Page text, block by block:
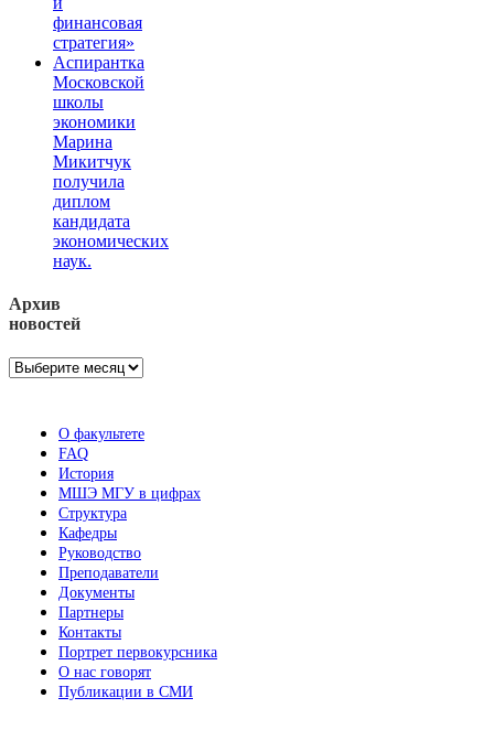
финансовая
стратегия»
Аспирантка
Московской
школы
экономики
Марина
Микитчук
получила
диплом
кандидата
экономических
наук.
Архив
новостей
Архив
О факультете
FAQ
История
МШЭ МГУ в цифрах
Структура
Кафедры
Руководство
Преподаватели
Документы
Партнеры
Контакты
Портрет первокурсника
О нас говорят
Публикации в СМИ